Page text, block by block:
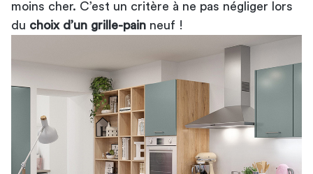
moins cher. C’est un critère à ne pas négliger lors
du choix d’un grille-pain neuf !